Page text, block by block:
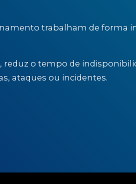
trabalham de forma
reduz o tempo de
ataques ou incidentes.